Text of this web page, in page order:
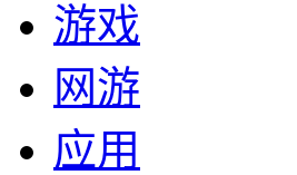
游戏
网游
应用